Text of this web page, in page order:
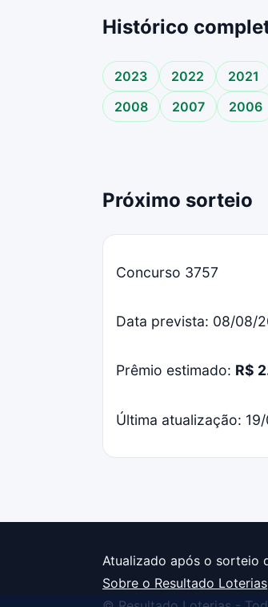
Histórico
2023 2022 2021
2008
2007 2006
Próximo sorteio
Concurso 3757
Data prevista: 08/08/
Prêmio estimado: R$
Última atualização:
Atualizado após o sorteio
Sobre o Resultado Loterias